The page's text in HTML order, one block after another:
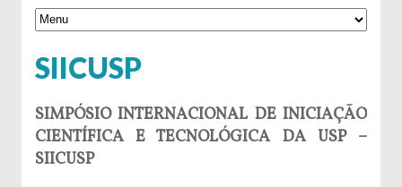
SIICUSP
SIMPÓSIO INTERNACIONAL DE INICIAÇÃO
CIENTÍFICA E TECNOLÓGICA DA USP –
SIICUSP